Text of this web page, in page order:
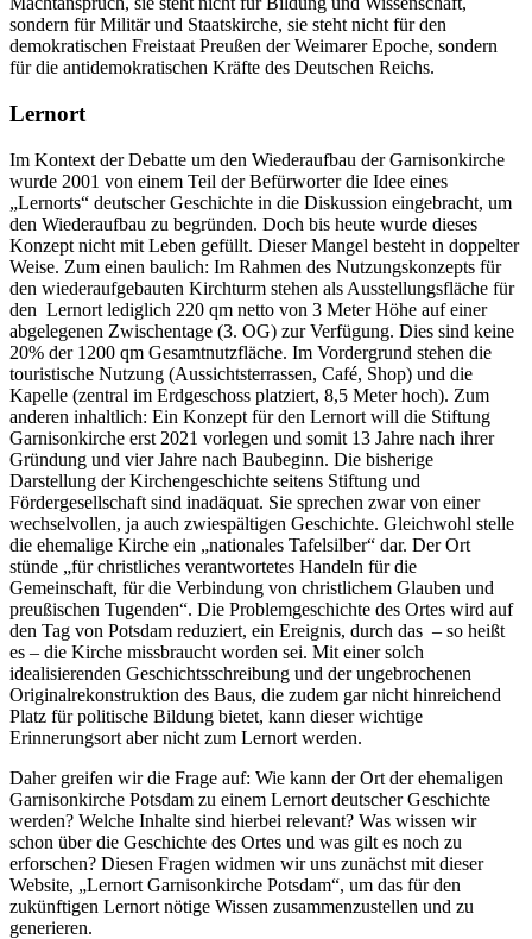
sondern für Militär und Staatskirche, sie steht nicht für den
demokratischen Freistaat Preußen der Weimarer Epoche, sondern
für die antidemokratischen Kräfte des Deutschen Reichs.
Lernort
Im Kontext der Debatte um den Wiederaufbau der Garnisonkirche
wurde 2001 von einem Teil der Befürworter die Idee eines
„Lernorts“ deutscher Geschichte in die Diskussion eingebracht, um
den Wiederaufbau zu begründen. Doch bis heute wurde dieses
Konzept nicht mit Leben gefüllt. Dieser Mangel besteht in doppelter
Weise. Zum einen baulich: Im Rahmen des Nutzungskonzepts für
den wiederaufgebauten Kirchturm stehen als Ausstellungsfläche für
den Lernort lediglich 220 qm netto von 3 Meter Höhe auf einer
abgelegenen Zwischentage (3. OG) zur Verfügung. Dies sind keine
20% der 1200 qm Gesamtnutzfläche. Im Vordergrund stehen die
touristische Nutzung (Aussichtsterrassen, Café, Shop) und die
Kapelle (zentral im Erdgeschoss platziert, 8,5 Meter hoch). Zum
anderen inhaltlich: Ein Konzept für den Lernort will die Stiftung
Garnisonkirche erst 2021 vorlegen und somit 13 Jahre nach ihrer
Gründung und vier Jahre nach Baubeginn. Die bisherige
Darstellung der Kirchengeschichte seitens Stiftung und
Fördergesellschaft sind inadäquat. Sie sprechen zwar von einer
wechselvollen, ja auch zwiespältigen Geschichte. Gleichwohl stelle
die ehemalige Kirche ein „nationales Tafelsilber“ dar. Der Ort
stünde „für christliches verantwortetes Handeln für die
Gemeinschaft, für die Verbindung von christlichem Glauben und
preußischen Tugenden“. Die Problemgeschichte des Ortes wird auf
den Tag von Potsdam reduziert, ein Ereignis, durch das – so heißt
es – die Kirche missbraucht worden sei. Mit einer solch
idealisierenden Geschichtsschreibung und der ungebrochenen
Originalrekonstruktion des Baus, die zudem gar nicht hinreichend
Platz für politische Bildung bietet, kann dieser wichtige
Erinnerungsort aber nicht zum Lernort werden.
Daher greifen wir die Frage auf: Wie kann der Ort der ehemaligen
Garnisonkirche Potsdam zu einem Lernort deutscher Geschichte
werden? Welche Inhalte sind hierbei relevant? Was wissen wir
schon über die Geschichte des Ortes und was gilt es noch zu
erforschen? Diesen Fragen widmen wir uns zunächst mit dieser
Website, „Lernort Garnisonkirche Potsdam“, um das für den
zukünftigen Lernort nötige Wissen zusammenzustellen und zu
generieren.